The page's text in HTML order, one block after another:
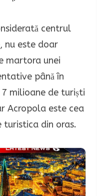
centrul
nu este doar
martora unei
până în
milioane de turiști
Acropola este cea
din oras.